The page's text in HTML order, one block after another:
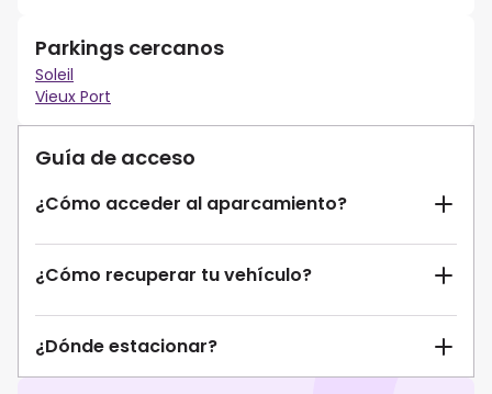
Parkings cercanos
Soleil
Vieux Port
Guía de acceso
¿Cómo acceder al aparcamiento?
¿Cómo recuperar tu vehículo?
¿Dónde estacionar?